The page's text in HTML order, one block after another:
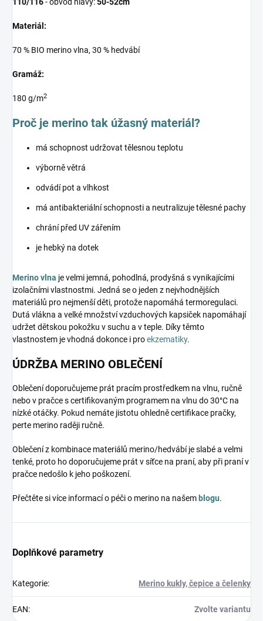
Materiál:
70 % BIO merino vlna, 30 % hedvábí
Gramáž:
180 g/m2
Proč je merino tak úžasný materiál?
má schopnost udržovat tělesnou teplotu
výborně větrá
odvádí pot a vlhkost
má antibakteriální schopnosti a neutralizuje tělesné pachy
chrání před UV zářením
je hebký na dotek
Merino vlna je velmi jemná, pohodlná, prodyšná s vynikajícími
izolačními vlastnostmi. Jedná se o jeden z nejvhodnějších
materiálů pro nejmenší děti, protože napomáhá termoregulaci.
Dutá vlákna a velké množství vzduchových kapsiček napomáhají
udržet dětskou pokožku v suchu a v teple. Díky těmto
vlastnostem je vhodná dokonce i proekzematiky.
ÚDRŽBA MERINO OBLEČENÍ
Oblečení doporučujeme prát pracím prostředkem na vlnu, ručně
nebo v pračce s certifikovaným programem na vlnu do 30°C na
nízké otáčky. Pokud nemáte jistotu ohledně certifikace pračky,
perte merino raději ručně.
Oblečení z kombinace materiálů merino/hedvábí je slabé a velmi
tenké, proto ho doporučujeme prát v síťce na praní, aby při praní v
pračce nedošlo k jeho poškození.
Přečtěte si více informací o péči o merino na našem blogu.
Doplňkové parametry
Kategorie: Merino kukly, čepice a čelenky
EAN: Zvolte variantu